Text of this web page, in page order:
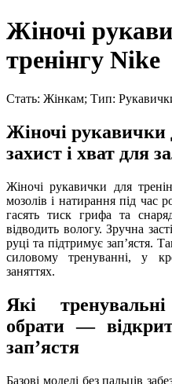
Жіночі
тренінгу Nike
Стать: Жінкам; Тип:
Жіночі
захист і хват для
Жіночі рукавички для
мозолів і натирання під час
гасять тиск грифа та
відводить вологу. Зручна
руці та підтримує запʼястя.
силовому тренуванні, у
заняттях.
Які
обрати —
запʼястя
Базові моделі без пальців